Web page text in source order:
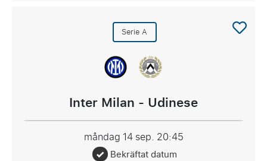
Serie A
Inter Milan - Udinese
måndag 14 sep. 20:45
Bekräftat datum